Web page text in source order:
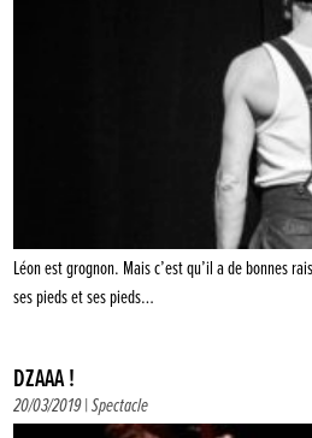
Léon est grognon. Mais c’est qu’il a de bonnes
ses pieds et ses pieds…
DZAAA !
20/03/2019 |Spectacle